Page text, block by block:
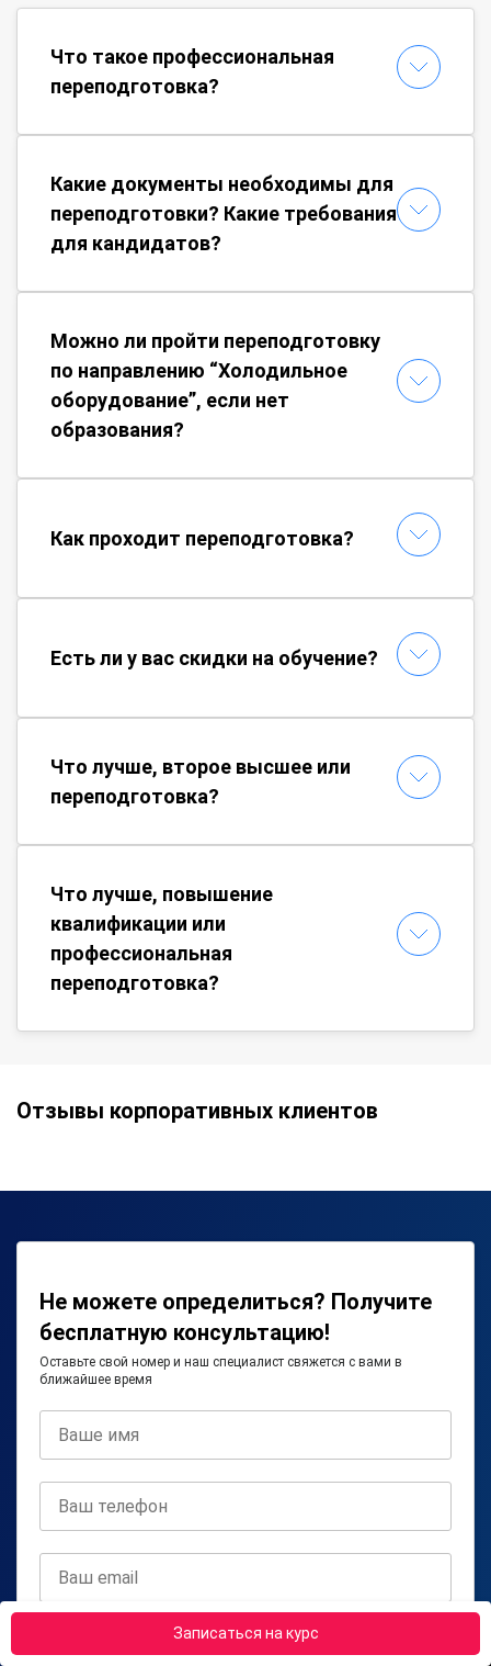
Записаться на курс
Что такое профессиональная
переподготовка?
Какие документы необходимы для
переподготовки? Какие требования
для кандидатов?
Можно ли пройти переподготовку
по направлению “Холодильное
оборудование”, если нет
образования?
Как проходит переподготовка?
Есть ли у вас скидки на обучение?
Что лучше, второе высшее или
переподготовка?
Что лучше, повышение
квалификации или
профессиональная
переподготовка?
Отзывы корпоративных клиентов
Не можете определиться? Получите
бесплатную консультацию!
Оставьте свой номер и наш специалист свяжется с вами в
ближайшее время
Получить консультацию